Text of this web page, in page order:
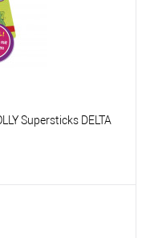
Supersticks DELTA